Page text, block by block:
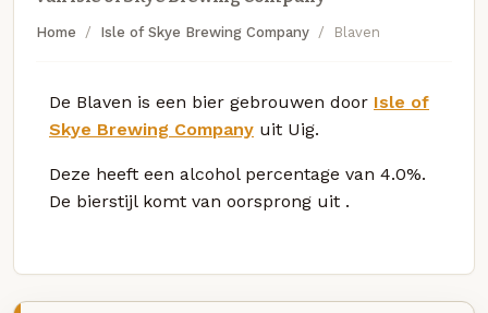
Home Isle of Skye Brewing Company Blaven
De Blaven is een bier gebrouwen door Isle of
Skye Brewing Company uit Uig.
Deze heeft een alcohol percentage van 4.0%.
De bierstijl komt van oorsprong uit .